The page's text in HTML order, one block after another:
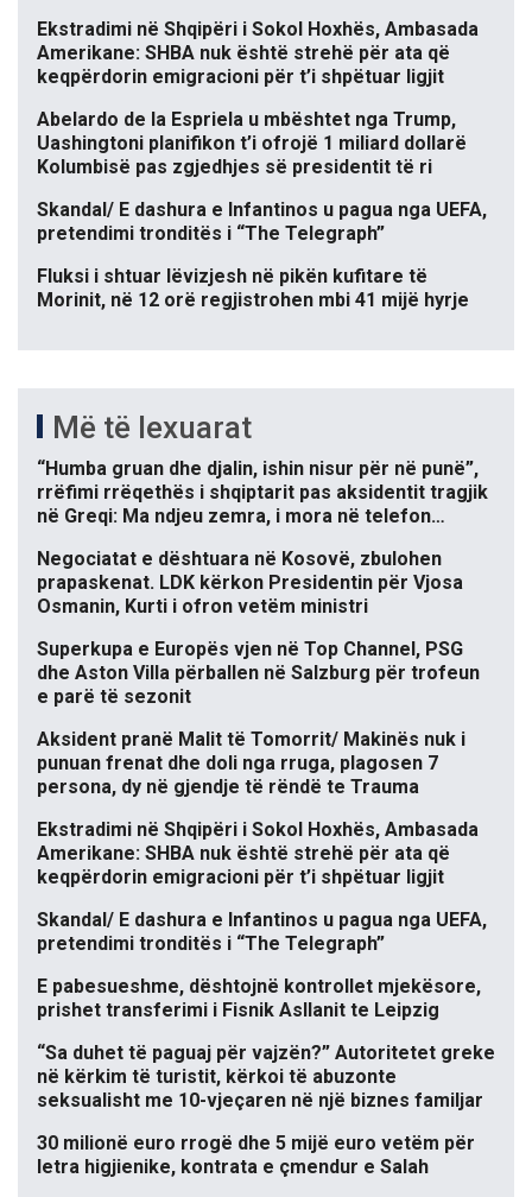
Ekstradimi në Shqipëri i Sokol Hoxhës, Ambasada
Amerikane: SHBA nuk është strehë për ata që
keqpërdorin emigracioni për t’i shpëtuar ligjit
Abelardo de la Espriela u mbështet nga Trump,
Uashingtoni planifikon t’i ofrojë 1 miliard dollarë
Kolumbisë pas zgjedhjes së presidentit të ri
Skandal/ E dashura e Infantinos u pagua nga UEFA,
pretendimi tronditës i “The Telegraph”
Fluksi i shtuar lëvizjesh në pikën kufitare të
Morinit, në 12 orë regjistrohen mbi 41 mijë hyrje
Më të lexuarat
“Humba gruan dhe djalin, ishin nisur për në punë”,
rrëfimi rrëqethës i shqiptarit pas aksidentit tragjik
në Greqi: Ma ndjeu zemra, i mora në telefon…
Negociatat e dështuara në Kosovë, zbulohen
prapaskenat. LDK kërkon Presidentin për Vjosa
Osmanin, Kurti i ofron vetëm ministri
Superkupa e Europës vjen në Top Channel, PSG
dhe Aston Villa përballen në Salzburg për trofeun
e parë të sezonit
Aksident pranë Malit të Tomorrit/ Makinës nuk i
punuan frenat dhe doli nga rruga, plagosen 7
persona, dy në gjendje të rëndë te Trauma
Ekstradimi në Shqipëri i Sokol Hoxhës, Ambasada
Amerikane: SHBA nuk është strehë për ata që
keqpërdorin emigracioni për t’i shpëtuar ligjit
Skandal/ E dashura e Infantinos u pagua nga UEFA,
pretendimi tronditës i “The Telegraph”
E pabesueshme, dështojnë kontrollet mjekësore,
prishet transferimi i Fisnik Asllanit te Leipzig
“Sa duhet të paguaj për vajzën?” Autoritetet greke
në kërkim të turistit, kërkoi të abuzonte
seksualisht me 10-vjeçaren në një biznes familjar
30 milionë euro rrogë dhe 5 mijë euro vetëm për
letra higjienike, kontrata e çmendur e Salah